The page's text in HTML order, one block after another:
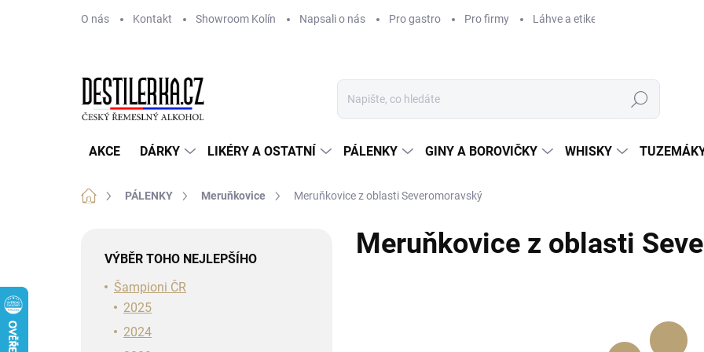
O nás Kontakt Showroom Kolín Napsali o nás Pro gastro Pro firmy Láhve a etikety na míru
Hledat
AKCE DÁRKY LIKÉRY A OSTATNÍ PÁLENKY GINY A BOROVIČKY WHISKY
Domů PÁLENKY Meruňkovice Meruňkovice z oblasti Severomoravský
VÝBĚR TOHO NEJLEPŠÍHO
Šampioni ČR
2025
2024
Meruňkovice z oblasti